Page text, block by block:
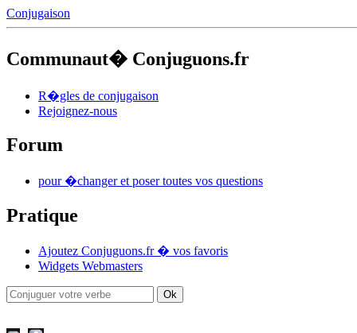
Conjugaison
Communaut� Conjuguons.fr
R�gles de conjugaison
Rejoignez-nous
Forum
pour �changer et poser toutes vos questions
Pratique
Ajoutez Conjuguons.fr � vos favoris
Widgets Webmasters